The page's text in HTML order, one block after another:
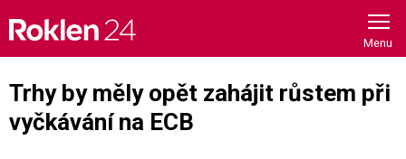
content
Trhy by měly opět zahájit růstem při
vyčkávání na ECB